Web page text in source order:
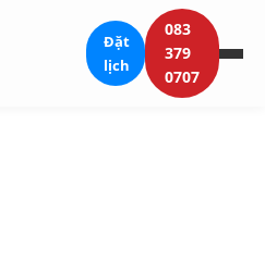
Đặt
lịch
083
379
0707